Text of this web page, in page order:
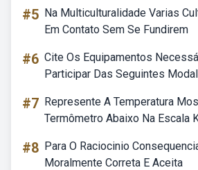
#5 Na Multiculturalidade Varias
Em Contato Sem Se Fundirem
#6 Cite Os Equipamentos
Participar Das Seguintes
#7 Represente A Temperatura
Termômetro Abaixo Na Escala
#8 Para O Raciocinio
Moralmente Correta E Aceita